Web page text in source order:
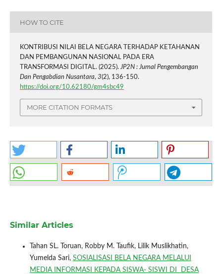
HOW TO CITE
KONTRIBUSI NILAI BELA NEGARA TERHADAP KETAHANAN
DAN PEMBANGUNAN NASIONAL PADA ERA
TRANSFORMASI DIGITAL. (2025).JP2N : Jurnal Pengembangan
Dan Pengabdian Nusantara, 3(2), 136-150.
https://doi.org/10.62180/gm4sbc49
MORE CITATION FORMATS
Similar Articles
Tahan SL. Toruan, Robby M. Taufik, Lilik Muslikhatin,
Yumelda Sari, SOSIALISASI BELA NEGARA MELALUI
MEDIA INFORMASI KEPADA SISWA- SISWI DI DESA